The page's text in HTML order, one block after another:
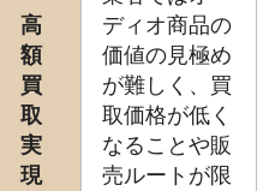
高
額
買
取
実
現
ディオ商品の
価値の見極め
が難しく、買
取価格が低く
なることや販
売ルートが限